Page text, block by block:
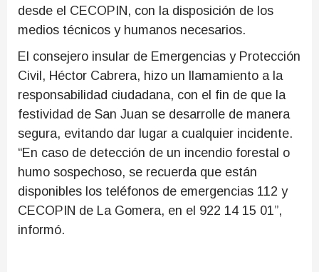
desde el CECOPIN, con la disposición de los
medios técnicos y humanos necesarios.
El consejero insular de Emergencias y Protección
Civil, Héctor Cabrera, hizo un llamamiento a la
responsabilidad ciudadana, con el fin de que la
festividad de San Juan se desarrolle de manera
segura, evitando dar lugar a cualquier incidente.
“En caso de detección de un incendio forestal o
humo sospechoso, se recuerda que están
disponibles los teléfonos de emergencias 112 y
CECOPIN de La Gomera, en el 922 14 15 01”,
informó.